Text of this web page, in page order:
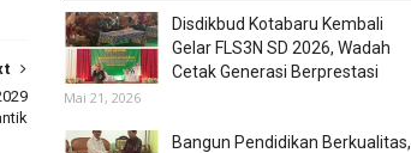
Disdikbud Kotabaru Kembali
Gelar FLS3N SD 2026, Wadah
Cetak Generasi Berprestasi
Mai 21, 2026
Bangun Pendidikan Berkualitas,